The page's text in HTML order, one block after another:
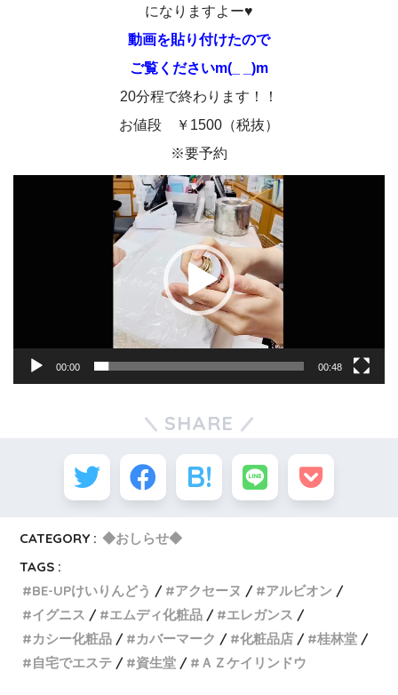
になりますよー♥
動画を貼り付けたので
ご覧くださいm(_ _)m
20分程で終わります！！
お値段 ￥1500（税抜）
※要予約
00:00 00:48
SHARE
CATEGORY : ◆おしらせ◆
TAGS :
BE-UPけいりんどう
アクセーヌ
アルビオン
イグニス
エムディ化粧品
エレガンス
カシー化粧品
カバーマーク 化粧品店
桂林堂
自宅でエステ
資生堂 ＡＺケイリンドウ